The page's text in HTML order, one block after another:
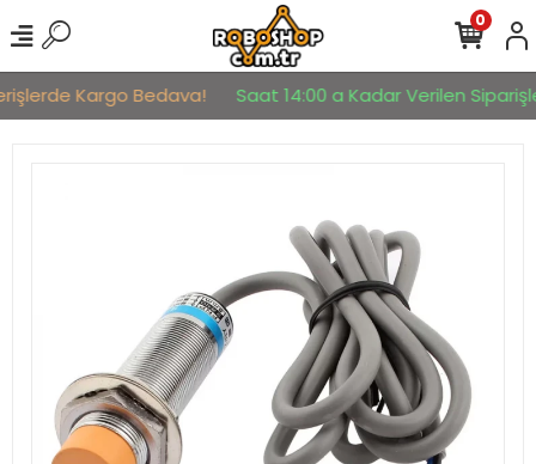
Kargo Bedava! Saat 14:00 a Kadar Verilen
0